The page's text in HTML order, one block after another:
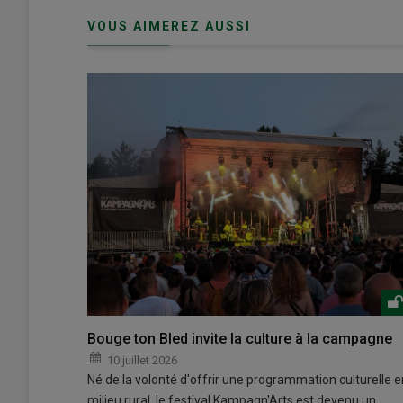
VOUS AIMEREZ AUSSI
Bouge ton Bled invite la culture à la campagne
10 juillet 2026
Né de la volonté d'offrir une programmation culturelle